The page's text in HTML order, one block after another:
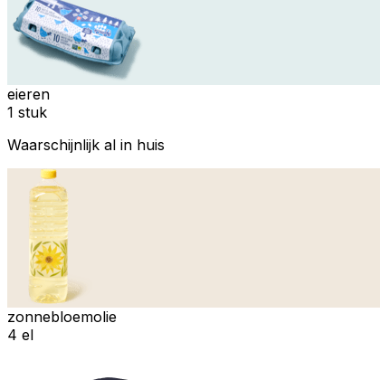
eieren
1 stuk
Waarschijnlijk al in huis
zonnebloemolie
4 el